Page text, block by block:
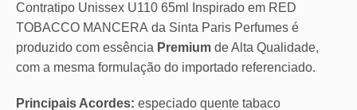
Contratipo Unissex U110 65ml Inspirado em RED
TOBACCO MANCERA da Sinta Paris Perfumes é
produzido com essência Premium de Alta Qualidade,
com a mesma formulação do importado referenciado.
Principais Acordes: especiado quente tabaco